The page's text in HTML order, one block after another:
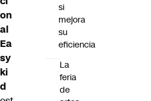
on
al
Ea
sy
ki
d
si
mejora
su
eficiencia
La
feria
de